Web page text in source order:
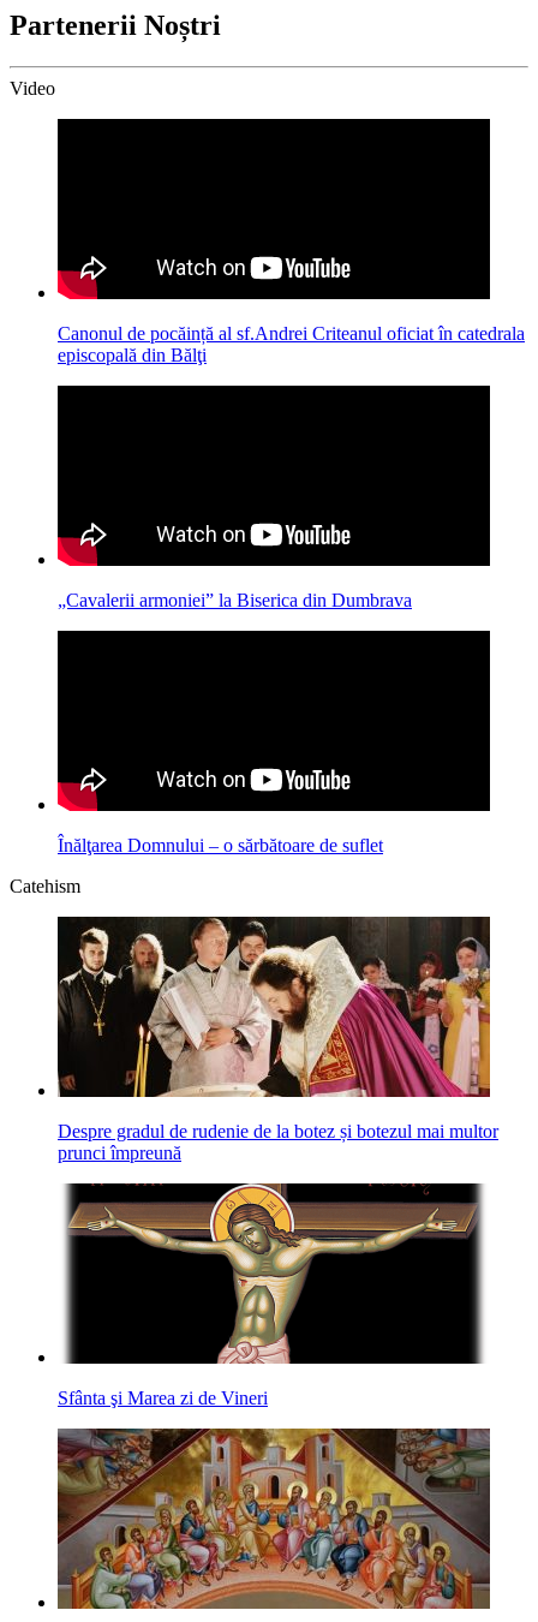
Partenerii Noștri
Video
Canonul de pocăință al sf.Andrei Criteanul oficiat în catedrala
episcopală din Bălţi
„Cavalerii armoniei” la Biserica din Dumbrava
Înălţarea Domnului – o sărbătoare de suflet
Catehism
Despre gradul de rudenie de la botez și botezul mai multor
prunci împreună
Sfânta şi Marea zi de Vineri